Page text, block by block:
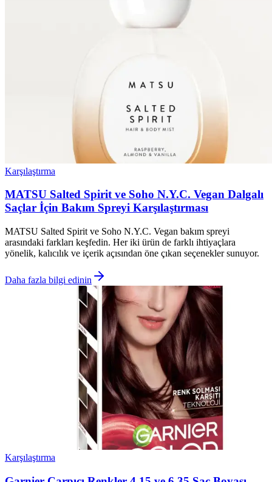
Karşılaştırma
MATSU Salted Spirit ve Soho N.Y.C. Vegan Dalgalı
Saçlar İçin Bakım Spreyi Karşılaştırması
MATSU Salted Spirit ve Soho N.Y.C. Vegan bakım spreyi
arasındaki farkları keşfedin. Her iki ürün de farklı ihtiyaçlara
yönelik, kalıcılık ve içerik açısından öne çıkan seçenekler sunuyor.
Daha fazla bilgi edinin
Karşılaştırma